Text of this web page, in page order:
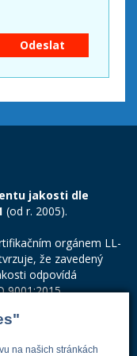
na našich stránkách
jakosti dle
(od r. 2005).
orgánem LL-
že zavedený
odpovídá
9001:2015.